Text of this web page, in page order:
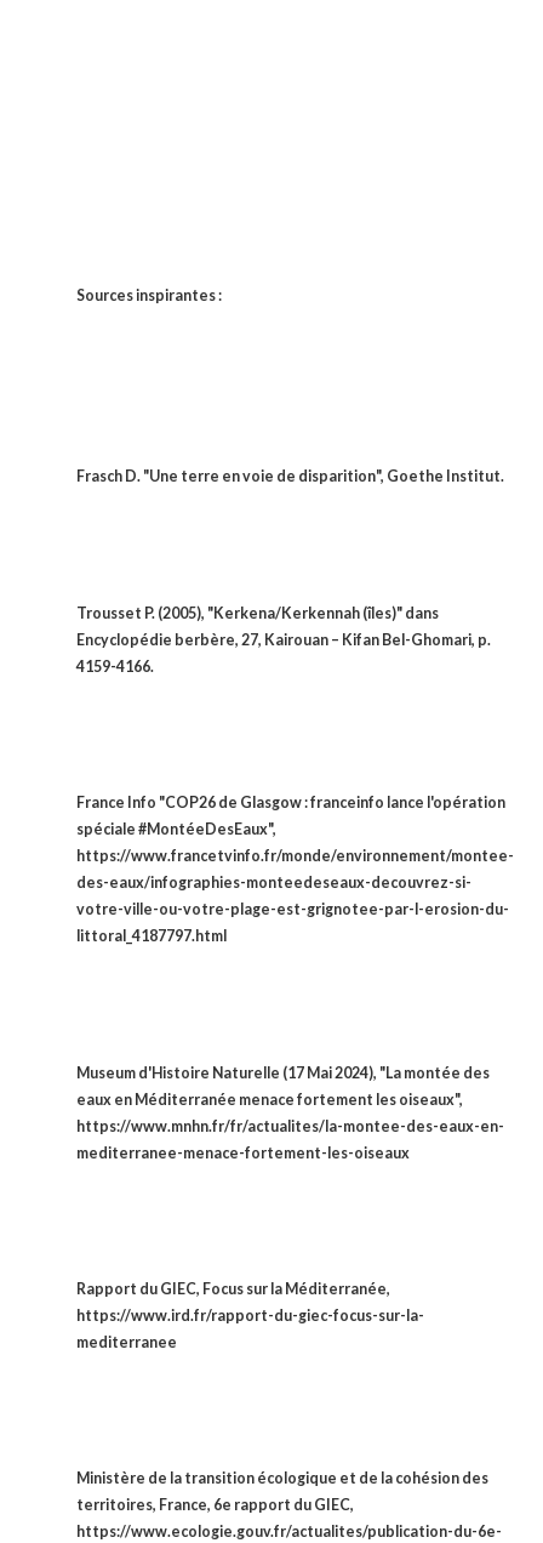
Sources inspirantes :
Frasch D. "Une terre en voie de disparition", Goethe Institut.
Trousset P. (2005), "Kerkena/Kerkennah (îles)" dans
Encyclopédie berbère, 27, Kairouan – Kifan Bel-Ghomari, p.
4159-4166.
France Info "COP26 de Glasgow : franceinfo lance l'opération
spéciale #MontéeDesEaux",
https://www.francetvinfo.fr/monde/environnement/montee-
des-eaux/infographies-monteedeseaux-decouvrez-si-
votre-ville-ou-votre-plage-est-grignotee-par-l-erosion-du-
littoral_4187797.html
Museum d'Histoire Naturelle (17 Mai 2024), "La montée des
eaux en Méditerranée menace fortement les oiseaux",
https://www.mnhn.fr/fr/actualites/la-montee-des-eaux-en-
mediterranee-menace-fortement-les-oiseaux
Rapport du GIEC, Focus sur la Méditerranée,
https://www.ird.fr/rapport-du-giec-focus-sur-la-
mediterranee
Ministère de la transition écologique et de la cohésion des
territoires, France, 6e rapport du GIEC,
https://www.ecologie.gouv.fr/actualites/publication-du-6e-